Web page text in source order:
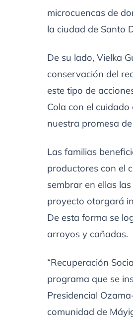
microcuencas de
la ciudad de Santo
De su lado, Vielka
conservación del
este tipo de
Cola con el
nuestra promesa
Las familias
productores con el
sembrar en ellas
proyecto otorgará
De esta forma se
arroyos y cañadas.
“Recuperación
programa que se
Presidencial
comunidad de